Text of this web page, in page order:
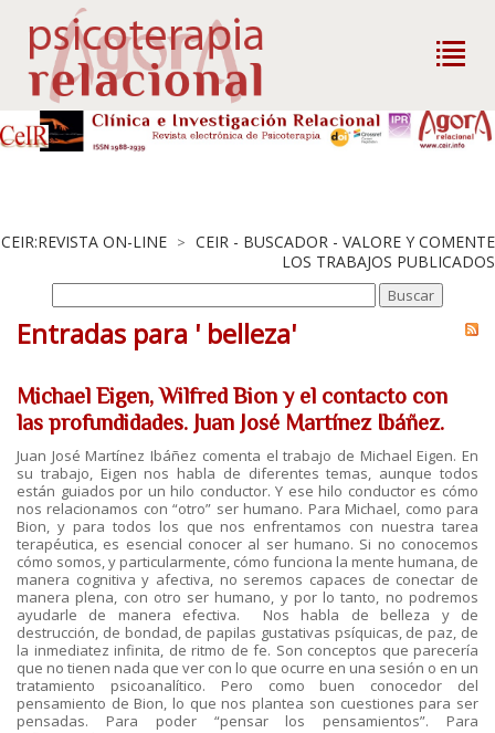
CEIR:REVISTA ON-LINE > CEIR - BUSCADOR - VALORE Y COMENTE
LOS TRABAJOS PUBLICADOS
Entradas para ' belleza'
Michael Eigen, Wilfred Bion y el contacto con
las profundidades. Juan José Martínez Ibáñez.
Juan José Martínez Ibáñez comenta el trabajo de Michael Eigen. En
su trabajo, Eigen nos habla de diferentes temas, aunque todos
están guiados por un hilo conductor. Y ese hilo conductor es cómo
nos relacionamos con “otro” ser humano. Para Michael, como para
Bion, y para todos los que nos enfrentamos con nuestra tarea
terapéutica, es esencial conocer al ser humano. Si no conocemos
cómo somos, y particularmente, cómo funciona la mente humana, de
manera cognitiva y afectiva, no seremos capaces de conectar de
manera plena, con otro ser humano, y por lo tanto, no podremos
ayudarle de manera efectiva. Nos habla de belleza y de
destrucción, de bondad, de papilas gustativas psíquicas, de paz, de
la inmediatez infinita, de ritmo de fe. Son conceptos que parecería
que no tienen nada que ver con lo que ocurre en una sesión o en un
tratamiento psicoanalítico. Pero como buen conocedor del
pensamiento de Bion, lo que nos plantea son cuestiones para ser
pensadas. Para poder “pensar los pensamientos”. Para